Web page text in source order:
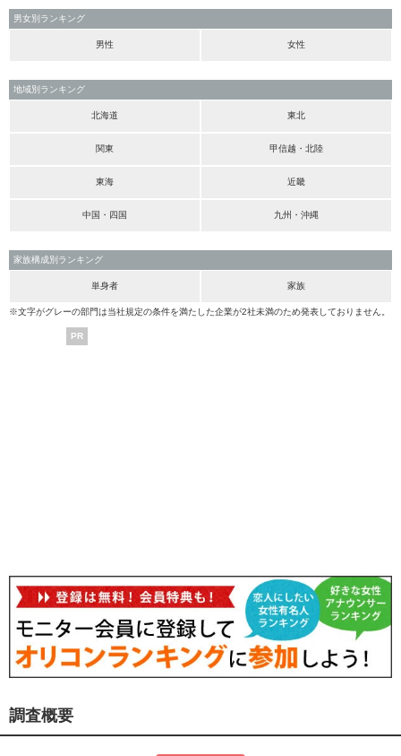
男女別ランキング
男性 女性
地域別ランキング
北海道 東北
関東 甲信越・北陸
東海 近畿
中国・四国 九州・沖縄
家族構成別ランキング
単身者 家族
※文字がグレーの部門は当社規定の条件を満たした企業が2社未満のため発表しておりません。
PR
調査概要